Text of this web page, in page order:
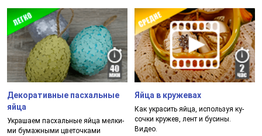
Декоративные пасхальные
яйца
Укра­ша­ем пас­халь­ные яй­ца мел­ки­
ми бу­маж­ны­ми цве­точ­ка­ми
Яйца в кружевах
Как ук­ра­сить яй­ца, ис­поль­зуя ку­
соч­ки кру­жев, лент и бу­си­ны.
Видео.